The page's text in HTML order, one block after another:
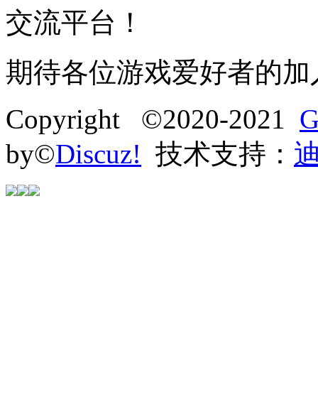
交流平台！
期待各位游戏爱好者的加
Copyright ©2020-2021
by©Discuz! 技术支持：